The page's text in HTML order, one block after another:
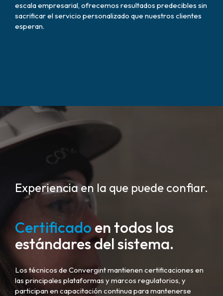
escala empresarial, ofrecemos resultados predecibles sin
sacrificar el servicio personalizado que nuestros clientes
esperan.
Experiencia en la que puede confiar.
Certificado en todos los
estándares del sistema.
Los técnicos de Convergint mantienen certificaciones en
las principales plataformas y marcos regulatorios, y
participan en capacitación continua para mantenerse